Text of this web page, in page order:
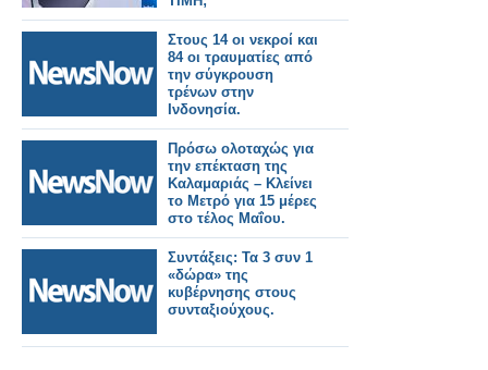
Στους 14 οι νεκροί και
84 οι τραυματίες από
την σύγκρουση
τρένων στην
Ινδονησία.
Πρόσω ολοταχώς για
την επέκταση της
Καλαμαριάς – Κλείνει
το Μετρό για 15 μέρες
στο τέλος Μαΐου.
Συντάξεις: Τα 3 συν 1
«δώρα» της
κυβέρνησης στους
συνταξιούχους.